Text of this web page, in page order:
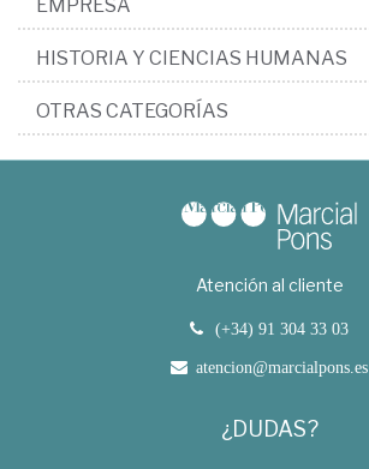
EMPRESA
HISTORIA Y CIENCIAS HUMANAS
OTRAS CATEGORÍAS
Atención al cliente
(+34) 91 304 33 03
atencion@marcialpons.es
¿DUDAS?